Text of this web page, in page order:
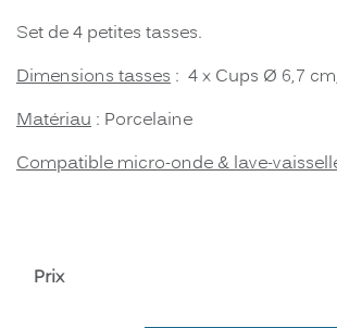
Set de 4 petites tasses.
Dimensions tasses : 4 x Cups Ø 6,7
Matériau : Porcelaine
Compatible micro-onde & lave-
Prix